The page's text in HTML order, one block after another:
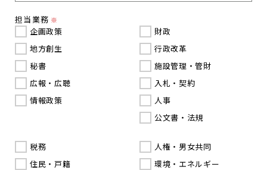
担当業務 ※
企画政策
地方創生
秘書
広報・広聴
情報政策
財政
行政改革
施設管理・管財
入札・契約
人事
公文書・法規
税務
住民・戸籍
人権・男女共同
環境・エネルギー